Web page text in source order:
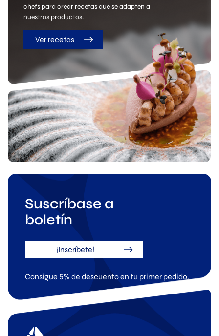
chefs para crear recetas que se adapten a
nuestros productos.
Ver recetas
Suscríbase a
boletín
¡Inscríbete!
Consigue 5% de descuento en tu primer pedido.